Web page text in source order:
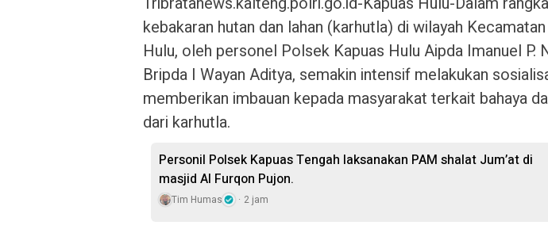
kebakaran hutan dan lahan (karhutla) di wilayah
Hulu, oleh personel Polsek Kapuas Hulu Aipda Imanuel P.
Bripda I Wayan Aditya, semakin intensif melakukan
memberikan imbauan kepada masyarakat terkait bahaya
dari karhutla.
Personil Polsek Kapuas Tengah laksanakan PAM shalat Jum’at di
masjid Al Furqon Pujon.
Tim Humas 2 jam